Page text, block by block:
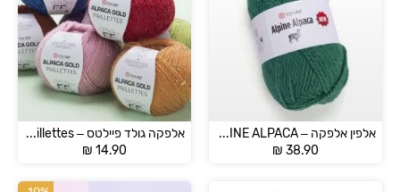
אלפין אלפקה – ALPINE ALPACA
₪ 38.90
אלפקה גולד פיילטס – Alpaca Gold Paillettes
₪ 14.90